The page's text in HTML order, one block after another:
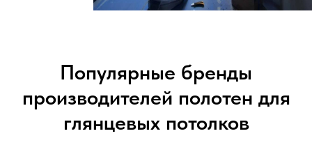
Популярные бренды
производителей полотен для
глянцевых потолков